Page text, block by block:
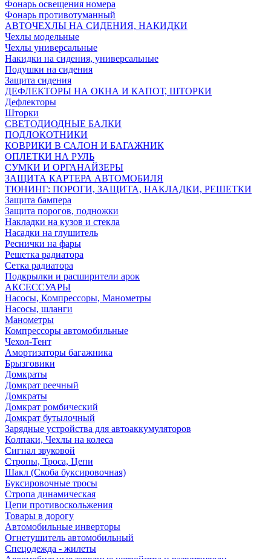
Фонарь освещения номера
Фонарь противотуманный
АВТОЧЕХЛЫ НА СИДЕНИЯ, НАКИДКИ
Чехлы модельные
Чехлы универсальные
Накидки на сидения, универсальные
Подушки на сидения
Защита сидения
ДЕФЛЕКТОРЫ НА ОКНА И КАПОТ, ШТОРКИ
Дефлекторы
Шторки
СВЕТОДИОДНЫЕ БАЛКИ
ПОДЛОКОТНИКИ
КОВРИКИ В САЛОН И БАГАЖНИК
ОПЛЕТКИ НА РУЛЬ
СУМКИ И ОРГАНАЙЗЕРЫ
ЗАЩИТА КАРТЕРА АВТОМОБИЛЯ
ТЮНИНГ: ПОРОГИ, ЗАЩИТА, НАКЛАДКИ, РЕШЕТКИ
Защита бампера
Защита порогов, подножки
Накладки на кузов и стекла
Насадки на глушитель
Реснички на фары
Решетка радиатора
Сетка радиатора
Подкрылки и расширители арок
АКСЕССУАРЫ
Насосы, Компрессоры, Манометры
Насосы, шланги
Манометры
Компрессоры автомобильные
Чехол-Тент
Амортизаторы багажника
Брызговики
Домкраты
Домкрат реечный
Домкраты
Домкрат ромбический
Домкрат бутылочный
Зарядные устройства для автоаккумуляторов
Колпаки, Чехлы на колеса
Сигнал звуковой
Стропы, Троса, Цепи
Шакл (Скоба буксировочная)
Буксировочные тросы
Стропа динамическая
Цепи противоскольжения
Товары в дорогу
Автомобильные инверторы
Огнетушитель автомобильный
Спецодежда - жилеты